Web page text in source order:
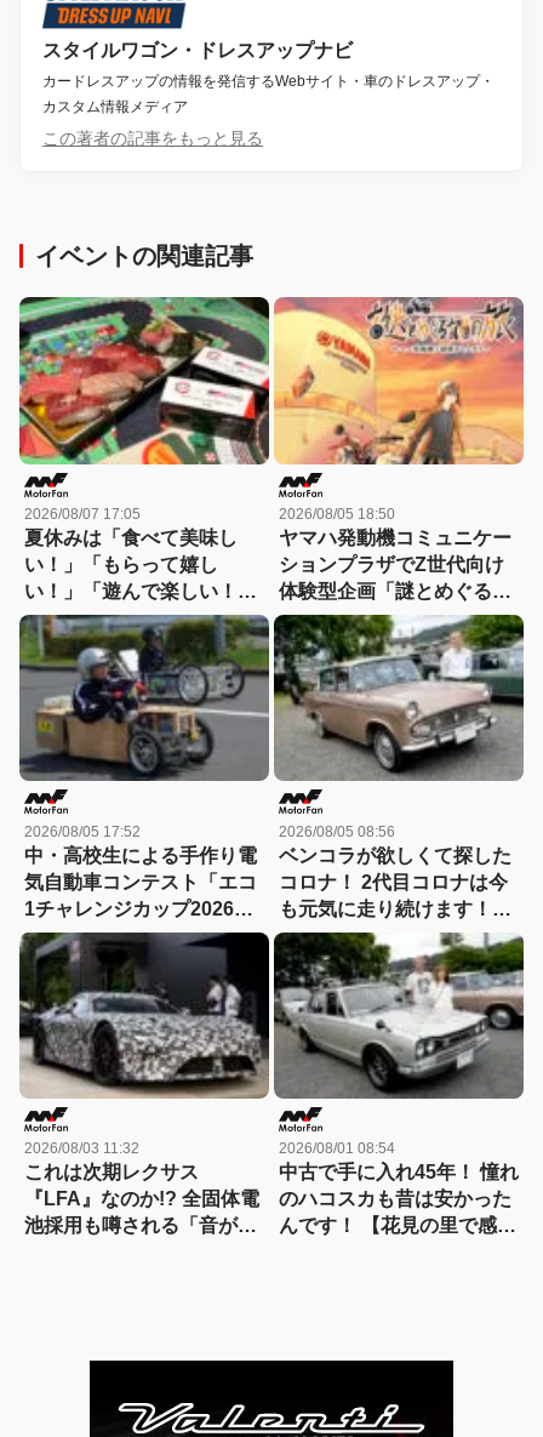
スタイルワゴン・ドレスアップナビ
カードレスアップの情報を発信するWebサイト・車のドレスアップ・
カスタム情報メディア
この著者の記事をもっと見る
イベントの関連記事
2026/08/07 17:05
夏休みは「食べて美味し
い！」「もらって嬉し
い！」「遊んで楽しい！」
GAZOO Racingとコラボす
るスシローへGO！
2026/08/05 18:50
ヤマハ発動機コミュニケー
ションプラザでZ世代向け
体験型企画「謎とめぐる記
憶の旅」が実施中！
2026/08/05 17:52
中・高校生による手作り電
気自動車コンテスト「エコ
1チャレンジカップ2026」
が8月22日に開催！
2026/08/05 08:56
ベンコラが欲しくて探した
コロナ！ 2代目コロナは今
も元気に走り続けます！
【花見の里で感謝の集いや
ります！】
2026/08/03 11:32
これは次期レクサス
『LFA』なのか!? 全固体電
池採用も噂される「音がし
2026/08/01 08:54
中古で手に入れ45年！ 憧れ
のハコスカも昔は安かった
んです！ 【花見の里で感謝